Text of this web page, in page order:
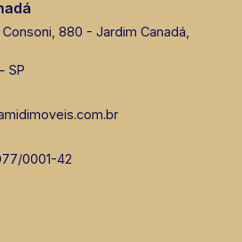
880 - Jardim Canadá,
SP
0001-42